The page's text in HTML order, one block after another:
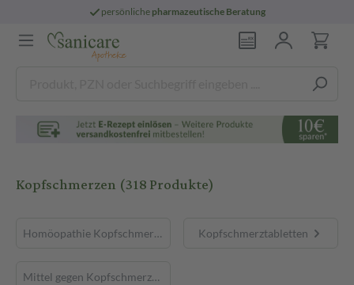
persönliche pharmazeutische Beratung
Kopfschmerzen (318 Produkte)
Homöopathie Kopfschmerzen Kopfschmerztabletten
Mittel gegen Kopfschmerzen